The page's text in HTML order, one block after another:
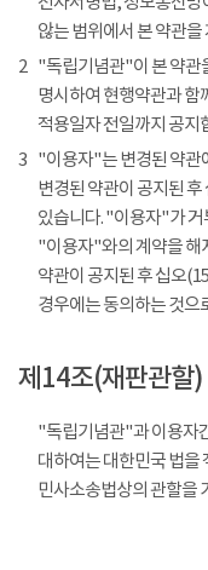
않는 범위에서 본 약관을
2 "독립기념관"이 본 약관
명시하여 현행약관과 함
적용일자 전일까지 공지
3 "이용자"는 변경된 약관
변경된 약관이 공지된
있습니다. "이용자"가
"이용자"와의 계약을 해
약관이 공지된 후 십오
경우에는 동의하는 것으
제14조(재판관할)
"독립기념관"과 이용자
대하여는 대한민국 법을
민사소송법상의 관할을